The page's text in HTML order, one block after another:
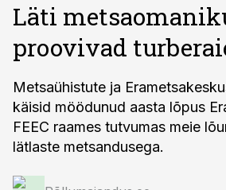
Läti
proovivad
Metsaühistute ja
käisid möödunud aasta lõpus
FEEC raames tutvumas meie
lätlaste metsandusega.